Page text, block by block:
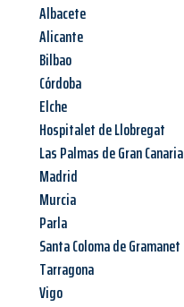
Albacete
Alicante
Bilbao
Córdoba
Elche
Hospitalet de Llobregat
Las Palmas de Gran Canaria
Madrid
Murcia
Parla
Santa Coloma de Gramanet
Tarragona
Vigo